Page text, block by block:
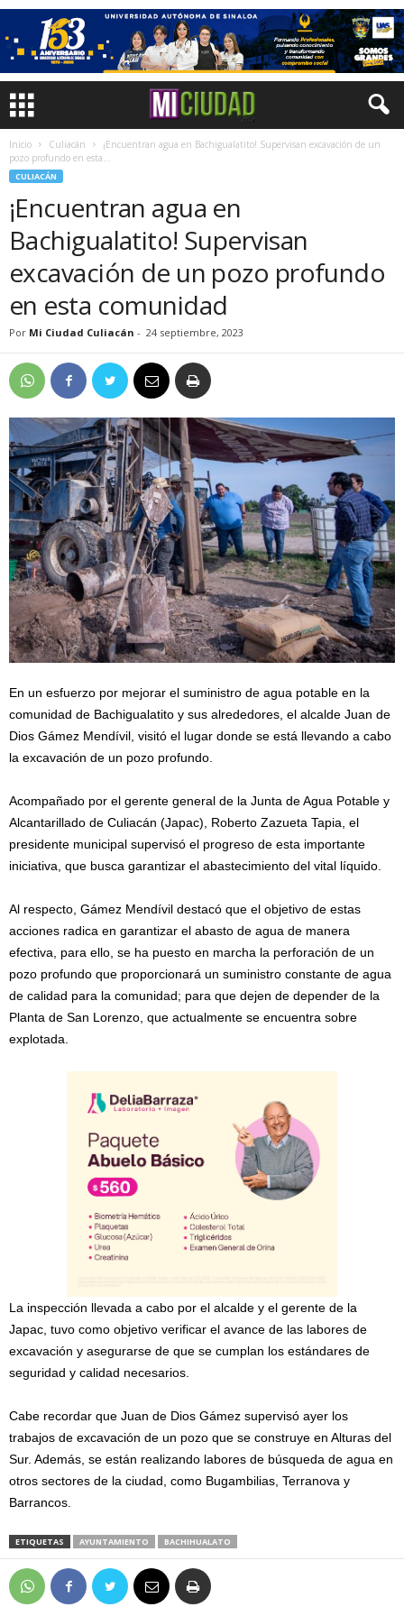
Inicio Culiacán
¡Encuentran agua en Bachigualatito! Supervisan excavación de un
pozo profundo en esta...
CULIACÁN
¡Encuentran agua en
Bachigualatito! Supervisan
excavación de un pozo profundo
en esta comunidad
Por Mi Ciudad Culiacán - 24 septiembre, 2023
En un esfuerzo por mejorar el suministro de agua potable en la
comunidad de Bachigualatito y sus alrededores, el alcalde Juan de
Dios Gámez Mendívil, visitó el lugar donde se está llevando a cabo
la excavación de un pozo profundo.
Acompañado por el gerente general de la Junta de Agua Potable y
Alcantarillado de Culiacán (Japac), Roberto Zazueta Tapia, el
presidente municipal supervisó el progreso de esta importante
iniciativa, que busca garantizar el abastecimiento del vital líquido.
Al respecto, Gámez Mendívil destacó que el objetivo de estas
acciones radica en garantizar el abasto de agua de manera
efectiva, para ello, se ha puesto en marcha la perforación de un
pozo profundo que proporcionará un suministro constante de agua
de calidad para la comunidad; para que dejen de depender de la
Planta de San Lorenzo, que actualmente se encuentra sobre
explotada.
La inspección llevada a cabo por el alcalde y el gerente de la
Japac, tuvo como objetivo verificar el avance de las labores de
excavación y asegurarse de que se cumplan los estándares de
seguridad y calidad necesarios.
Cabe recordar que Juan de Dios Gámez supervisó ayer los
trabajos de excavación de un pozo que se construye en Alturas del
Sur. Además, se están realizando labores de búsqueda de agua en
otros sectores de la ciudad, como Bugambilias, Terranova y
Barrancos.
ETIQUETAS AYUNTAMIENTO BACHIHUALATO